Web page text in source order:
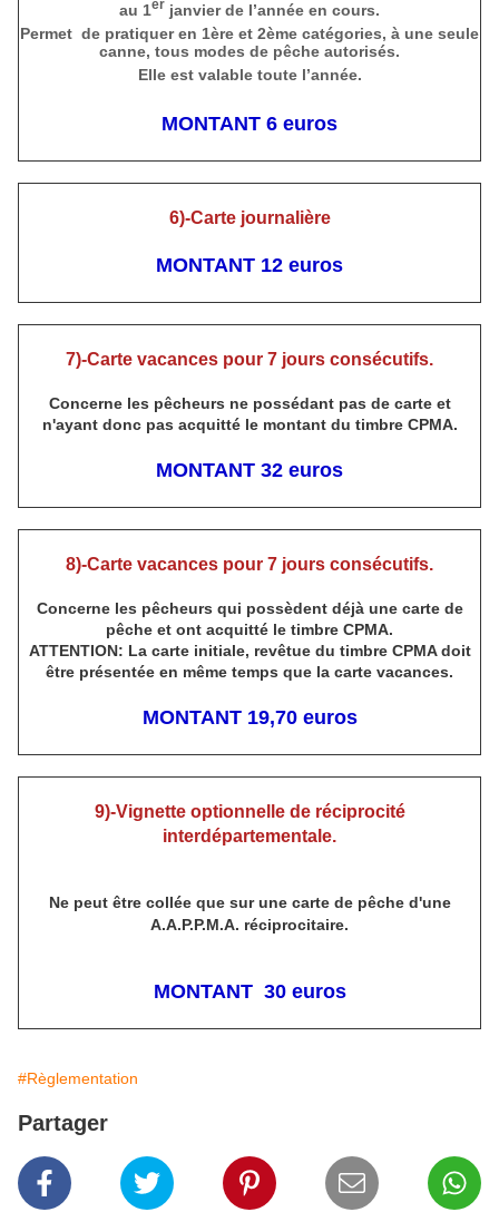
au 1er janvier de l’année en cours.
Permet de pratiquer en 1ère et 2ème catégories, à une seule
canne, tous modes de pêche autorisés.
Elle est valable toute l’année.
MONTANT 6 euros
6)-Carte journalière
MONTANT 12 euros
7)-Carte vacances pour 7 jours consécutifs.
Concerne les pêcheurs ne possédant pas de carte et
n'ayant donc pas acquitté le montant du timbre CPMA.
MONTANT 32 euros
8)-Carte vacances pour 7 jours consécutifs.
Concerne les pêcheurs qui possèdent déjà une carte de
pêche et ont acquitté le timbre CPMA.
ATTENTION: La carte initiale, revêtue du timbre CPMA doit
être présentée en même temps que la carte vacances.
MONTANT 19,70 euros
9)-Vignette optionnelle de réciprocité
interdépartementale.
Ne peut être collée que sur une carte de pêche d'une
A.A.P.P.M.A. réciprocitaire.
MONTANT 30 euros
#Règlementation
Partager